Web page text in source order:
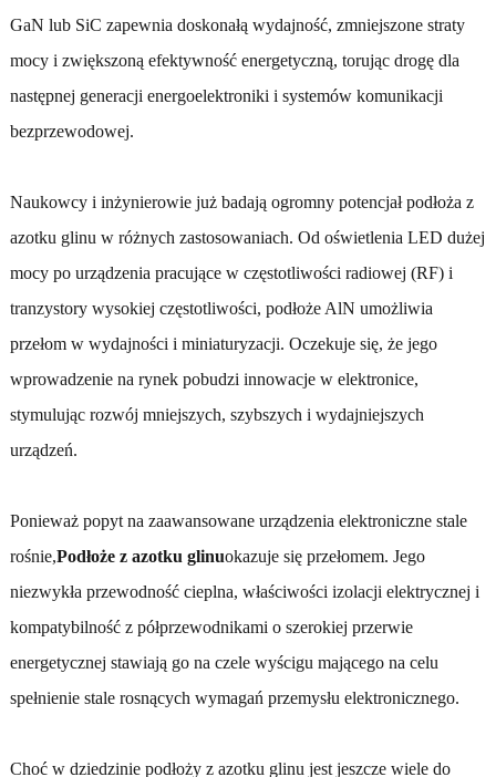
GaN lub SiC zapewnia doskonałą wydajność, zmniejszone straty
mocy i zwiększoną efektywność energetyczną, torując drogę dla
następnej generacji energoelektroniki i systemów komunikacji
bezprzewodowej.
Naukowcy i inżynierowie już badają ogromny potencjał podłoża z
azotku glinu w różnych zastosowaniach. Od oświetlenia LED dużej
mocy po urządzenia pracujące w częstotliwości radiowej (RF) i
tranzystory wysokiej częstotliwości, podłoże AlN umożliwia
przełom w wydajności i miniaturyzacji. Oczekuje się, że jego
wprowadzenie na rynek pobudzi innowacje w elektronice,
stymulując rozwój mniejszych, szybszych i wydajniejszych
urządzeń.
Ponieważ popyt na zaawansowane urządzenia elektroniczne stale
rośnie,Podłoże z azotku glinuokazuje się przełomem. Jego
niezwykła przewodność cieplna, właściwości izolacji elektrycznej i
kompatybilność z półprzewodnikami o szerokiej przerwie
energetycznej stawiają go na czele wyścigu mającego na celu
spełnienie stale rosnących wymagań przemysłu elektronicznego.
Choć w dziedzinie podłoży z azotku glinu jest jeszcze wiele do